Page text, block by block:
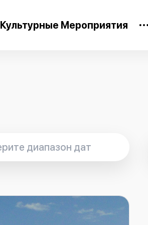
Культурные Мероприятия